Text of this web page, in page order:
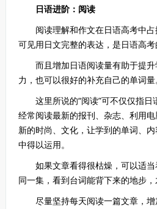
日语进阶：阅读
阅读理解和作文在日语高考中占
可见用日文完整的表达，是日语高考
而且增加日语阅读量有助于提升
力，也可以很好的补充自己的单词量
这里所说的“阅读”可不仅仅指日
经常阅读最新的报刊、杂志、利用
新的时尚、文化，让学到的单词、
中得以运用。
如果文章看得很枯燥，可以适当
同一集，看到台词能背下来的地步，
尽量坚持每天阅读一篇文章，增